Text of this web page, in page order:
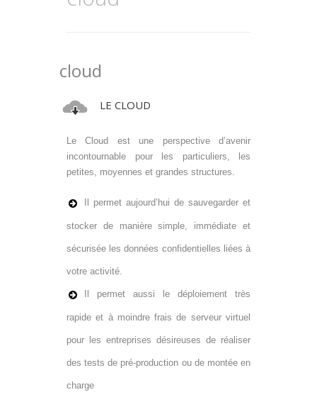
cloud
LE CLOUD
Le Cloud est une perspective d’avenir
incontournable pour les particuliers, les
petites, moyennes et grandes structures.
Il permet aujourd’hui de sauvegarder et
stocker de manière simple, immédiate et
sécurisée les données confidentielles liées à
votre activité.
Il permet aussi le déploiement très
rapide et à moindre frais de serveur virtuel
pour les entreprises désireuses de réaliser
des tests de pré-production ou de montée en
charge